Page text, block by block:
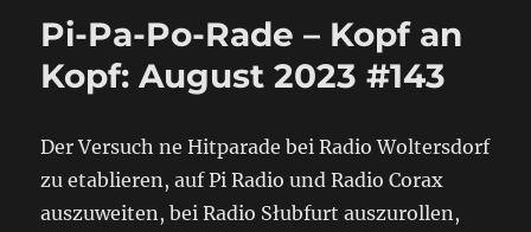
Pi-Pa-Po-Rade – Kopf an
Kopf: August 2023 #143
Der Versuch ne Hitparade bei Radio Woltersdorf
zu etablieren, auf Pi Radio und Radio Corax
auszuweiten, bei Radio Słubfurt auszurollen,